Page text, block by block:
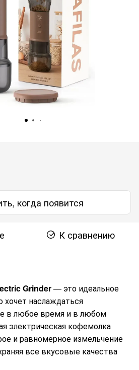
когда появится
К сравнению
Grinder— это идеальное
хочет наслаждаться
в любое время и в любом
электрическая кофемолка
и равномерное измельчение
все вкусовые качества